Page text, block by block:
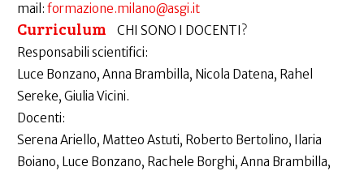
mail: formazione.milano@asgi.it
Curriculum
CHI SONO I DOCENTI?
Responsabili scientifici:
Luce Bonzano, Anna Brambilla, Nicola Datena, Rahel
Sereke, Giulia Vicini.
Docenti:
Serena Ariello, Matteo Astuti, Roberto Bertolino, Ilaria
Boiano, Luce Bonzano, Rachele Borghi, Anna Brambilla,